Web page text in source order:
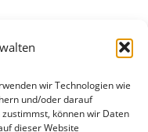
wir Technologien wie
und/oder darauf
können wir Daten
dieser Website
Halbzeit ist es eben
Simon
nach dem
Mannschaft, die ihre
und so bis zum
zittern musste.